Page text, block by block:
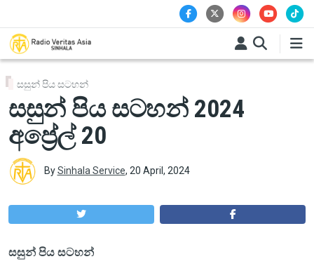
සසුන් පිය සටහන්
සසුන් පිය සටහන් 2024
අප්‍රේල් 20
BySinhala Service, 20 April, 2024
සසුන් පිය සටහන්